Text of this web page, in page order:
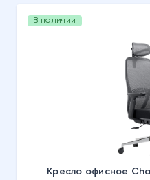
В наличии
Кресло офисное